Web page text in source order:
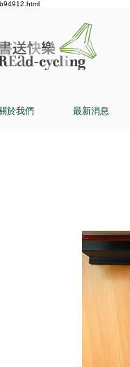
於我們 最新消息